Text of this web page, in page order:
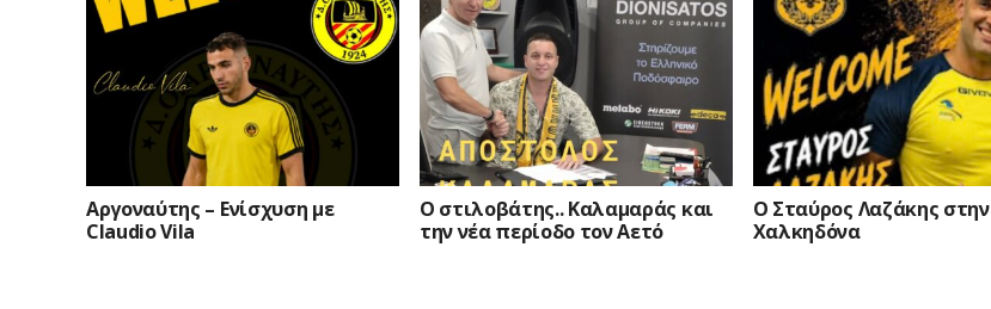
Αργοναύτης – Ενίσχυση με
Claudio Vila
Ο στιλοβάτης.. Καλαμαράς και
την νέα περίοδο τον Αετό
Ο Σταύρος Λαζάκης στην
Χαλκηδόνα